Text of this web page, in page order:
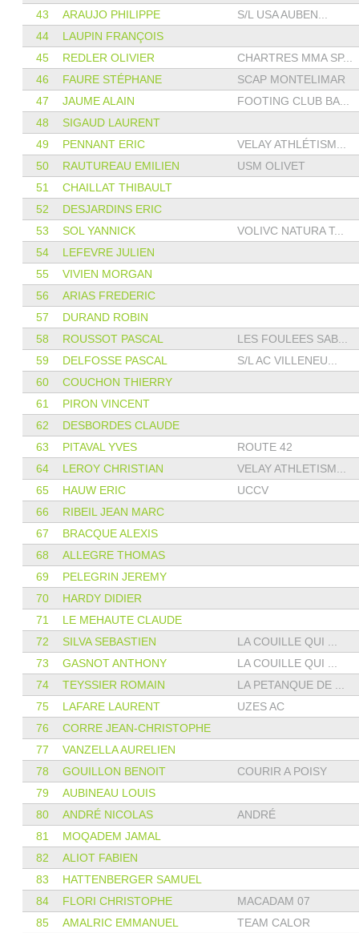
43
ARAUJO PHILIPPE
S/L USA AUBEN...
44
LAUPIN FRANÇOIS
45
REDLER OLIVIER
CHARTRES MMA SP...
46
FAURE STÉPHANE
SCAP MONTELIMAR
47
JAUME ALAIN
FOOTING CLUB BA...
48
SIGAUD LAURENT
49
PENNANT ERIC
VELAY ATHLÉTISM...
50
RAUTUREAU EMILIEN
USM OLIVET
51
CHAILLAT THIBAULT
52
DESJARDINS ERIC
53
SOL YANNICK
VOLIVC NATURA T...
54
LEFEVRE JULIEN
55
VIVIEN MORGAN
56
ARIAS FREDERIC
57
DURAND ROBIN
58
ROUSSOT PASCAL
LES FOULEES SAB...
59
DELFOSSE PASCAL
S/L AC VILLENEU...
60
COUCHON THIERRY
61
PIRON VINCENT
62
DESBORDES CLAUDE
63
PITAVAL YVES
ROUTE 42
64
LEROY CHRISTIAN
VELAY ATHLETISM...
65
HAUW ERIC
UCCV
66
RIBEIL JEAN MARC
67
BRACQUE ALEXIS
68
ALLEGRE THOMAS
69
PELEGRIN JEREMY
70
HARDY DIDIER
71
LE MEHAUTE CLAUDE
72
SILVA SEBASTIEN
LA COUILLE QUI ...
73
GASNOT ANTHONY
LA COUILLE QUI ...
74
TEYSSIER ROMAIN
LA PETANQUE DE ...
75
LAFARE LAURENT
UZES AC
76
CORRE JEAN-CHRISTOPHE
77
VANZELLA AURELIEN
78
GOUILLON BENOIT
COURIR A POISY
79
AUBINEAU LOUIS
80
ANDRÉ NICOLAS
ANDRÉ
81
MOQADEM JAMAL
82
ALIOT FABIEN
83
HATTENBERGER SAMUEL
84
FLORI CHRISTOPHE
MACADAM 07
85
AMALRIC EMMANUEL
TEAM CALOR